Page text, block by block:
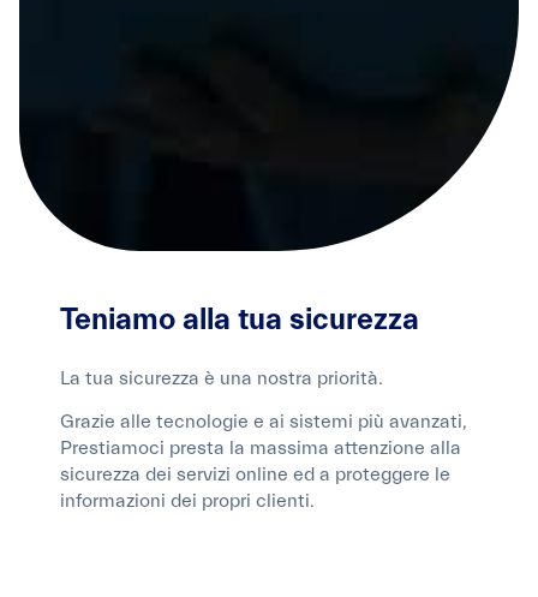
Teniamo alla tua sicurezza
La tua sicurezza è una nostra priorità.
Grazie alle tecnologie e ai sistemi più avanzati,
Prestiamoci presta la massima attenzione alla
sicurezza dei servizi online ed a proteggere le
informazioni dei propri clienti.